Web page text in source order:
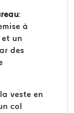
:
à
un
des
veste en
col